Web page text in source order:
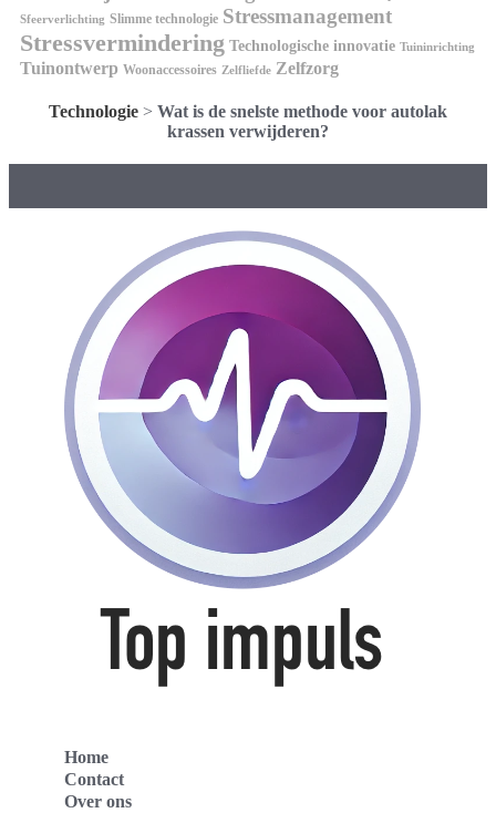
Sfeerverlichting Slimme technologie Stressmanagement
Stressvermindering Technologische innovatie Tuininrichting
Tuinontwerp Woonaccessoires Zelfliefde Zelfzorg
Technologie > Wat is de snelste methode voor autolak
krassen verwijderen?
Home
Contact
Over ons